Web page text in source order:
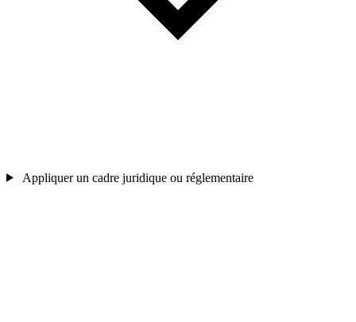
Appliquer un cadre juridique ou réglementaire